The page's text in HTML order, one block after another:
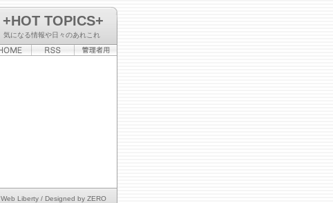
+HOT TOPICS+
気になる情報や日々のあれこれ
Web Liberty / Designed by ZERO